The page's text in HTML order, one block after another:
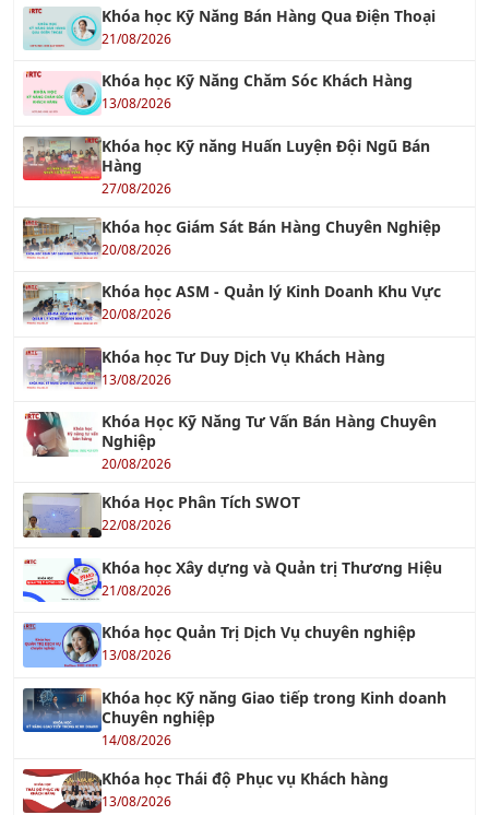
Khóa học Kỹ Năng Bán Hàng Qua Điện Thoại
21/08/2026
Khóa học Kỹ Năng Chăm Sóc Khách Hàng
13/08/2026
Khóa học Kỹ năng Huấn Luyện Đội Ngũ Bán
Hàng
27/08/2026
Khóa học Giám Sát Bán Hàng Chuyên Nghiệp
20/08/2026
Khóa học ASM - Quản lý Kinh Doanh Khu Vực
20/08/2026
Khóa học Tư Duy Dịch Vụ Khách Hàng
13/08/2026
Khóa Học Kỹ Năng Tư Vấn Bán Hàng Chuyên
Nghiệp
20/08/2026
Khóa Học Phân Tích SWOT
22/08/2026
Khóa học Xây dựng và Quản trị Thương Hiệu
21/08/2026
Khóa học Quản Trị Dịch Vụ chuyên nghiệp
13/08/2026
Khóa học Kỹ năng Giao tiếp trong Kinh doanh
Chuyên nghiệp
14/08/2026
Khóa học Thái độ Phục vụ Khách hàng
13/08/2026